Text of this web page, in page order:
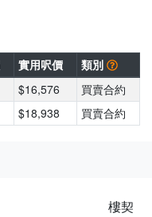
實用呎價
類別
$16,576
買賣合約
$18,938 買賣合約
樓契